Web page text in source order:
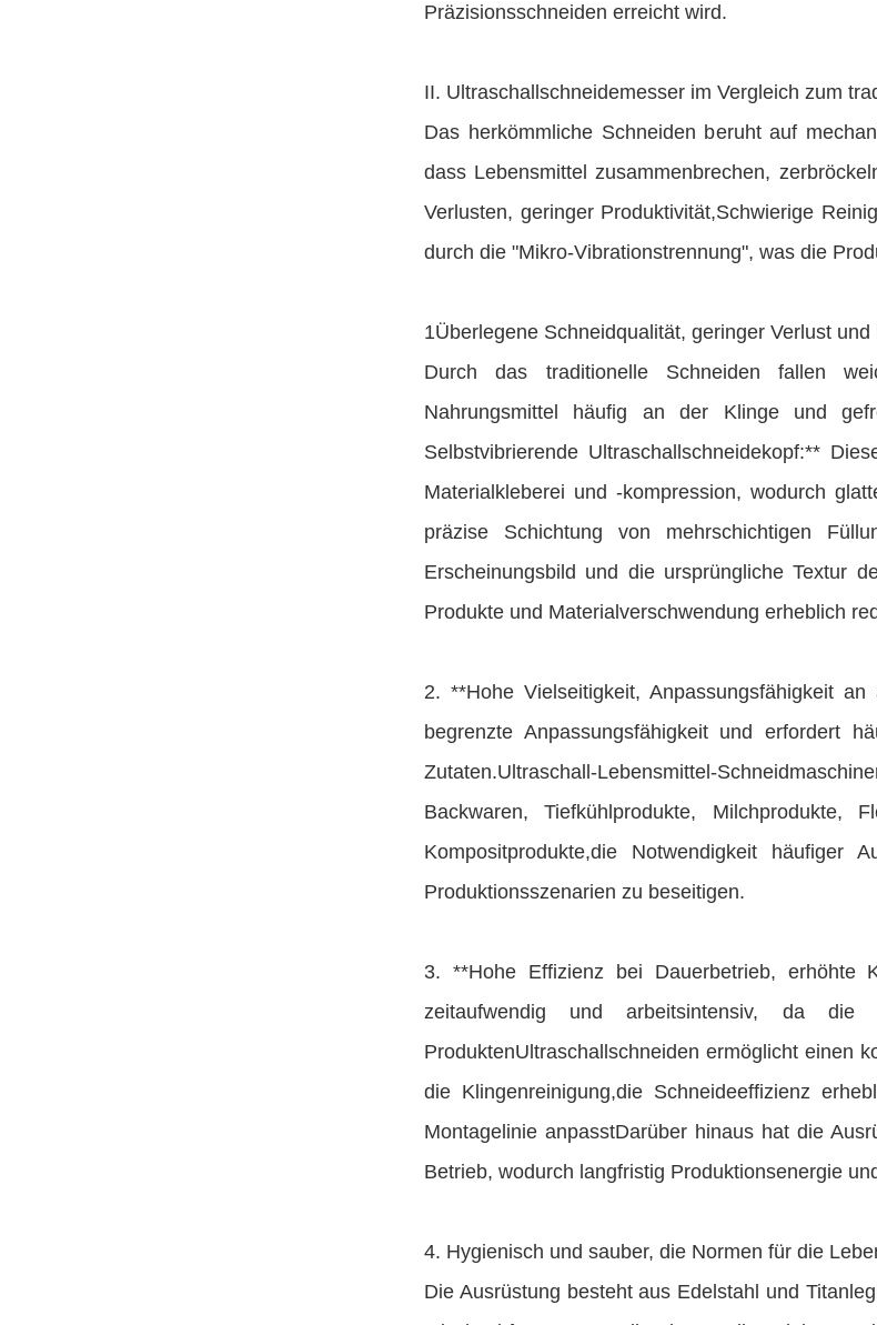
Präzisionsschneiden erreicht wird.
II. Ultraschallschneidemesser im Vergleich zum
Das herkömmliche Schneiden beruht auf
dass Lebensmittel zusammenbrechen,
Verlusten, geringer Produktivität,Schwierige
durch die "Mikro-Vibrationstrennung", was die
1Überlegene Schneidqualität, geringer Verlust
Durch das traditionelle Schneiden fallen
Nahrungsmittel häufig an der Klinge und
Selbstvibrierende Ultraschallschneidekopf:**
Materialkleberei und -kompression, wodurch
präzise Schichtung von mehrschichtigen
Erscheinungsbild und die ursprüngliche Textur
Produkte und Materialverschwendung erheblich
2. **Hohe Vielseitigkeit, Anpassungsfähigkeit
begrenzte Anpassungsfähigkeit und erfordert
Zutaten.Ultraschall-Lebensmittel-
Backwaren, Tiefkühlprodukte, Milchprodukte,
Kompositprodukte,die Notwendigkeit häufiger
Produktionsszenarien zu beseitigen.
3. **Hohe Effizienz bei Dauerbetrieb, erhöhte
zeitaufwendig und arbeitsintensiv, da die
ProduktenUltraschallschneiden ermöglicht einen
die Klingenreinigung,die Schneideeffizienz
Montagelinie anpasstDarüber hinaus hat die
Betrieb, wodurch langfristig Produktionsenergie
4. Hygienisch und sauber, die Normen für die
Die Ausrüstung besteht aus Edelstahl und